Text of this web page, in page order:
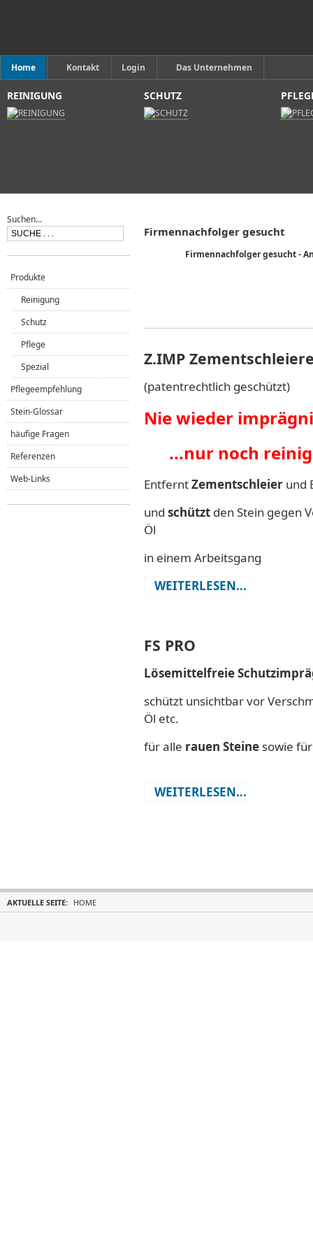
Home Kontakt Login Das Unternehmen
REINIGUNG SCHUTZ
Firmennachfolger gesucht
Firmennachfolger gesucht -
Z.IMP
(patentrechtlich geschützt)
Nie wieder
...nur noch
EntferntZementschleier und
und schützt den Stein gegen
Öl
in einem Arbeitsgang
WEITERLESEN...
FS PRO
Lösemittelfreie
schützt unsichtbar vor
Öl etc.
für alle rauen Steine sowie
WEITERLESEN...
Suchen...
Produkte
Reinigung
Schutz
Pflege
Spezial
Pflegeempfehlung
Stein-Glossar
häufige Fragen
Referenzen
Web-Links
AKTUELLE SEITE: HOME